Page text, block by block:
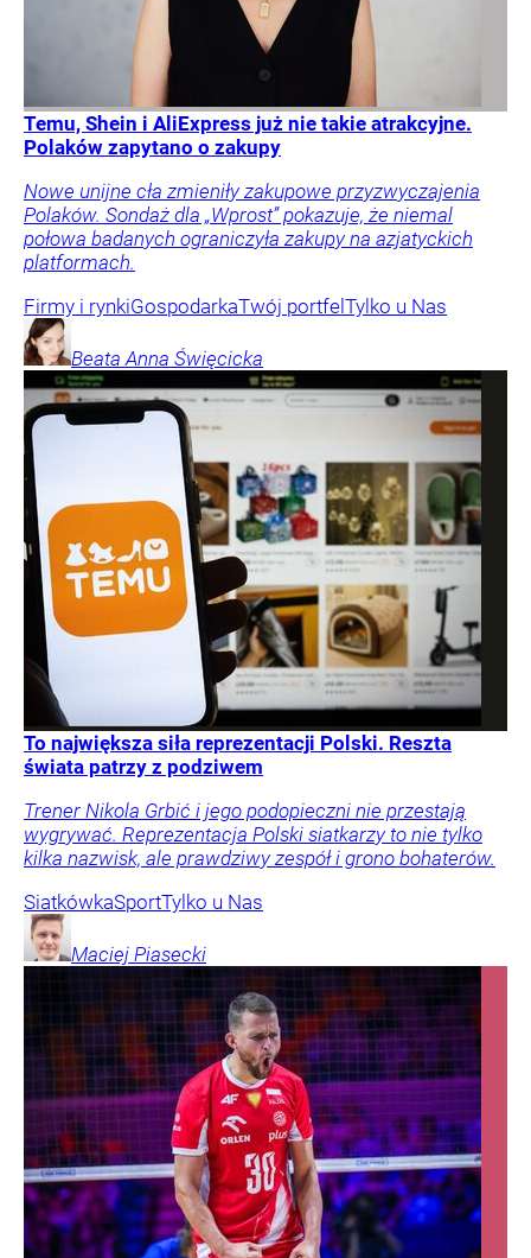
Temu, Shein i AliExpress już nie takie atrakcyjne.
Polaków zapytano o zakupy
Nowe unijne cła zmieniły zakupowe przyzwyczajenia
Polaków. Sondaż dla „Wprost” pokazuje, że niemal
połowa badanych ograniczyła zakupy na azjatyckich
platformach.
Firmy i rynkiGospodarkaTwój portfel Tylko u Nas
Beata Anna Święcicka
To największa siła reprezentacji Polski. Reszta
świata patrzy z podziwem
Trener Nikola Grbić i jego podopieczni nie przestają
wygrywać. Reprezentacja Polski siatkarzy to nie tylko
kilka nazwisk, ale prawdziwy zespół i grono bohaterów.
SiatkówkaSportTylko u Nas
Maciej Piasecki